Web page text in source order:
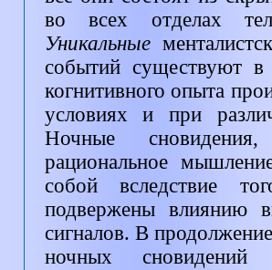
во всех отделах
Уникальные
событий существуют
когнитивного опыта
условиях и при
Ночные
рациональное
собой вследствие
подвержены влиянию
сигналов. В
ночных сновидений